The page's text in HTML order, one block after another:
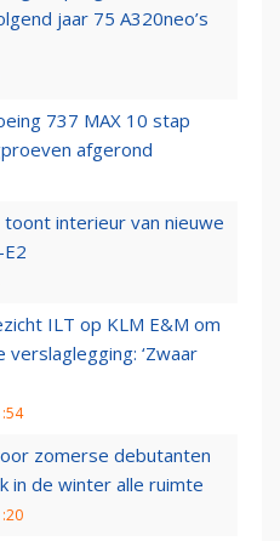
jaar 75 A320neo’s
737 MAX 10 stap
afgerond
toont interieur van nieuwe
ILT op KLM E&M om
‘Zwaar
zomerse debutanten
in de winter alle ruimte